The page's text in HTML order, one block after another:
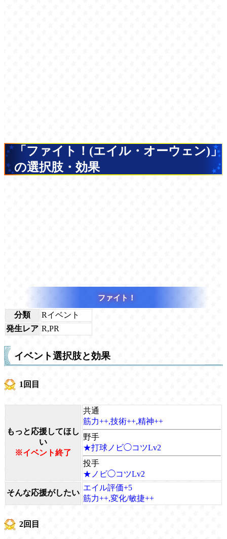
「ファイト！(エイル・オーウェン)」
の選択肢・効果
ファイト！
分類
Rイベント
発生レア R,PR
イベント選択肢と効果
1回目
もっと応援してほし
い
※イベント終了
共通
筋力++,技術++,精神++
野手
★打球ノビ◯コツLv2
投手
★ノビ◯コツLv2
そんな応援がしたい
エイル評価+5
筋力++,変化/敏捷++
2回目